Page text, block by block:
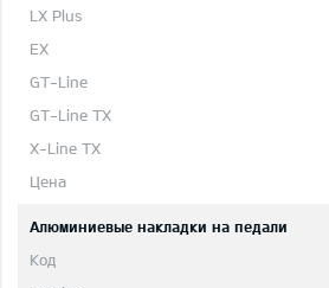
Aлюминиевые накладки на педали